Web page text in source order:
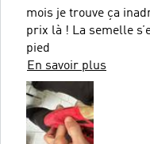
mois je trouve ça
prix là ! La semelle s’est ouverte niveau intérieur du
pied
En savoir plus